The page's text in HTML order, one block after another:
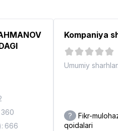
666
Kompaniya
Umumiy sharhlar:
?
Fikr-
qoidalari